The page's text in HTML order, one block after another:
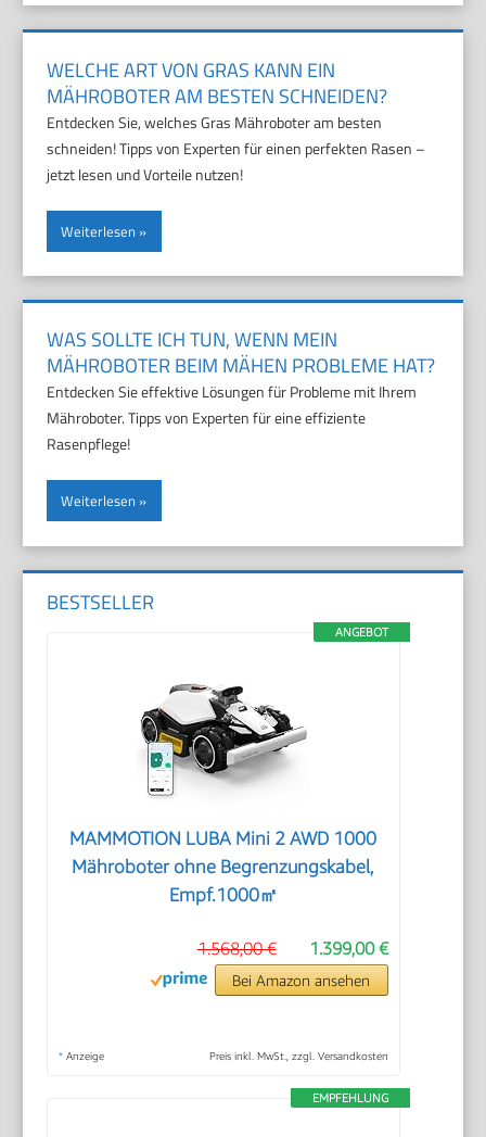
WELCHE ART VON GRAS KANN EIN
MÄHROBOTER AM BESTEN SCHNEIDEN?
Entdecken Sie, welches Gras Mähroboter am besten
schneiden! Tipps von Experten für einen perfekten Rasen –
jetzt lesen und Vorteile nutzen!
Weiterlesen
WAS SOLLTE ICH TUN, WENN MEIN
MÄHROBOTER BEIM MÄHEN PROBLEME HAT?
Entdecken Sie effektive Lösungen für Probleme mit Ihrem
Mähroboter. Tipps von Experten für eine effiziente
Rasenpflege!
Weiterlesen
BESTSELLER
ANGEBOT
MAMMOTION LUBA Mini 2 AWD 1000
Mähroboter ohne Begrenzungskabel,
Empf.1000㎡
1.399,00 €
1.568,00 €
Bei Amazon ansehen
* Anzeige Preis inkl. MwSt., zzgl. Versandkosten
EMPFEHLUNG